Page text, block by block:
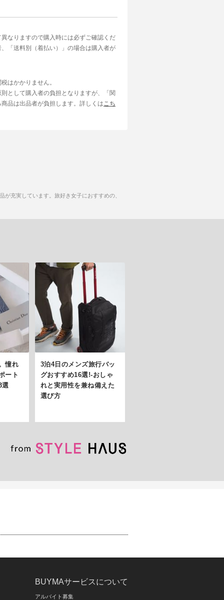
なりますので購入時には必ずご確認くだ
「送料別（着払い）」の場合は購入者が
はかかりません。
として購入者の負担となりますが、「関
品は出品者が負担します。詳しくは こち
充実しています。旅好き女子におすすめの、
憧れ
ート
選
3泊4日のメンズ旅行バッ
グおすすめ16選!-おしゃ
れと実用性を兼ね備えた
選び方
BUYMAサービスについて
アルバイト募集